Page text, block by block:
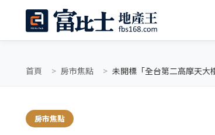
首頁 房市焦點 未開標「全台第二高摩天
房市焦點